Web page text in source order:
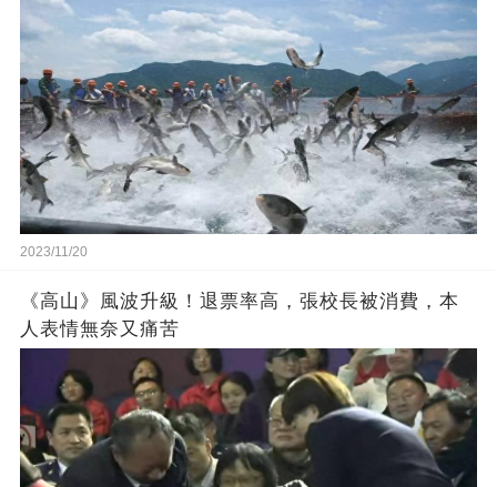
2023/11/20
《高山》風波升級！退票率高，張校長被消費，本
人表情無奈又痛苦